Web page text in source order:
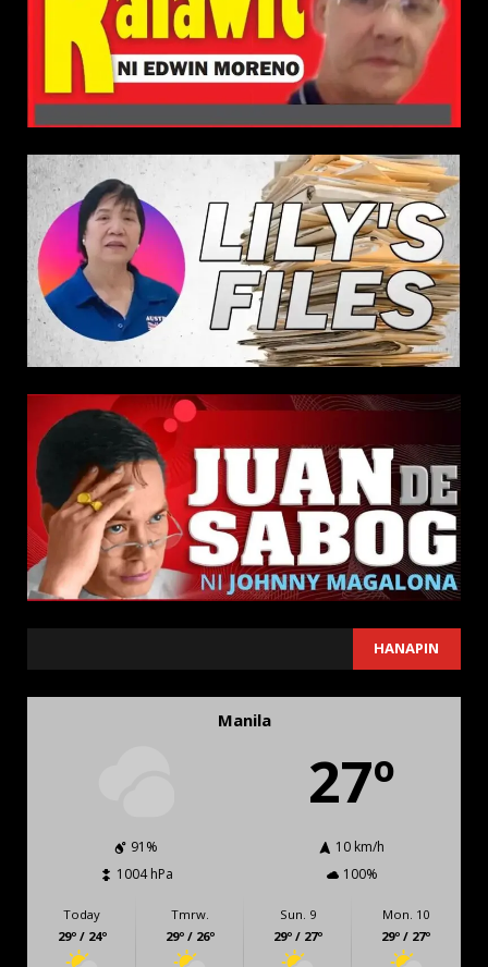
HANAPIN
Manila
27º
91%
10 km/h
1004 hPa
100%
Today
29º / 24º
Tmrw.
29º / 26º
Sun. 9
29º / 27º
Mon. 10
29º / 27º